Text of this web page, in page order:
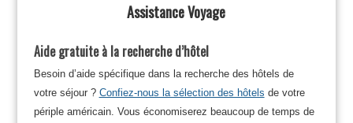
Assistance Voyage
Aide gratuite à la recherche d’hôtel
Besoin d’aide spécifique dans la recherche des hôtels de
votre séjour ? Confiez-nous la sélection des hôtels de votre
périple américain. Vous économiserez beaucoup de temps de